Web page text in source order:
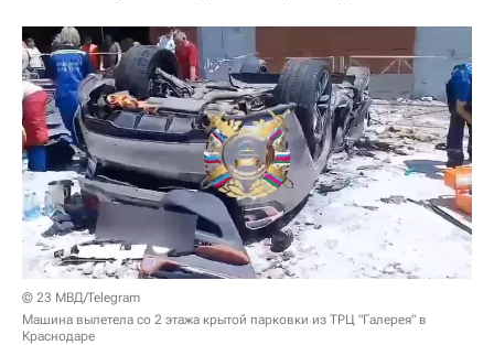
© 23 МВД/Telegram
Машина вылетела со 2 этажа крытой парковки из ТРЦ "Галерея" в
Краснодаре